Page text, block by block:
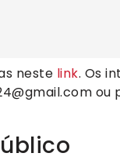
neste link. Os
ou